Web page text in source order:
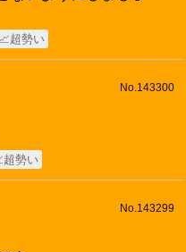
📈超勢い
No.143300
超勢い
No.143299